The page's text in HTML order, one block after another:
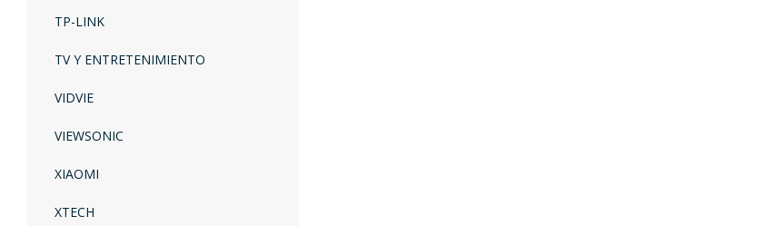
TP-LINK
TV Y ENTRETENIMIENTO
VIDVIE
VIEWSONIC
XIAOMI
XTECH